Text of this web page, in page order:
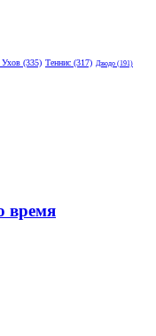
Ухов (335) Теннис (317) Дзюдо (191)
время